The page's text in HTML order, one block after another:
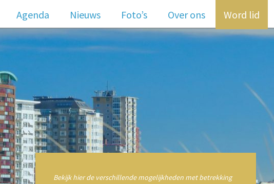
een e-mail:Info@businessnetwerkzeeland.nl Bel ons: 06-33961084
Agenda Nieuws Foto’s Over ons Word lid
Bekijk hier de verschillende mogelijkheden met betrekking